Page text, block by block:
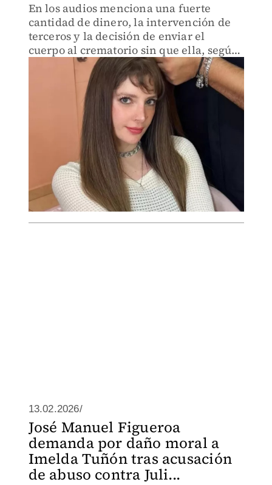
En los audios menciona una fuerte
cantidad de dinero, la intervención de
terceros y la decisión de enviar el
cuerpo al crematorio sin que ella, según
afirma, tuviera injerencia alguna.
13.02.2026/
José Manuel Figueroa
demanda por daño moral a
Imelda Tuñón tras acusación
de abuso contra Juli...